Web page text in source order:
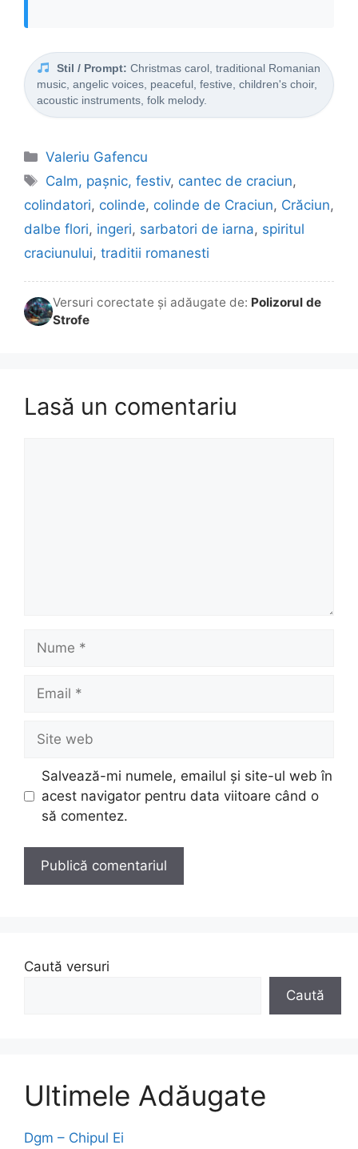
Stil / Prompt: Christmas carol, traditional Romanian
music, angelic voices, peaceful, festive, children's choir,
acoustic instruments, folk melody.
Categorii
Valeriu Gafencu
Etichete
Calm, pașnic, festiv, cantec de craciun,
colindatori, colinde, colinde de Craciun, Crăciun,
dalbe flori, ingeri, sarbatori de iarna, spiritul
craciunului, traditii romanesti
Versuri corectate și adăugate de: Polizorul de
Strofe
Lasă un comentariu
Nume
Email
Site
web
Salvează-mi numele, emailul și site-ul web în
acest navigator pentru data viitoare când o
să comentez.
Caută versuri
Caută
Ultimele Adăugate
Dgm – Chipul Ei